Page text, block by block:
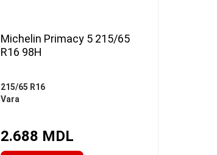
Michelin Primacy 5 215/65
R16 98H
215/65 R16
Vara
2.688 MDL